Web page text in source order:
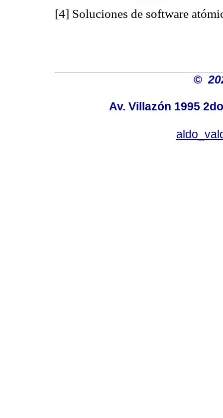
[4] Soluciones de software
©
Av. Villazón 1995